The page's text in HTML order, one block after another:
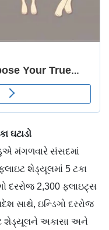
ઘટાડો
મંગળવારે સંસદમાં
શેડ્યૂલમાં 5 ટકા
દરરોજ 2,300 ફ્લાઇટ્સ
ઇન્ડિગો દરરોજ
શેડ્યૂલને અકાસા અને